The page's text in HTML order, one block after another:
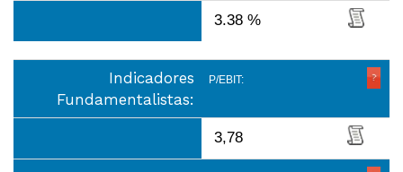
3.38 %
Indicadores
Fundamentalistas:
P/EBIT:
3,78